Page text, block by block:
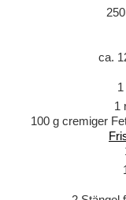
ca.
1
100 g cremiger